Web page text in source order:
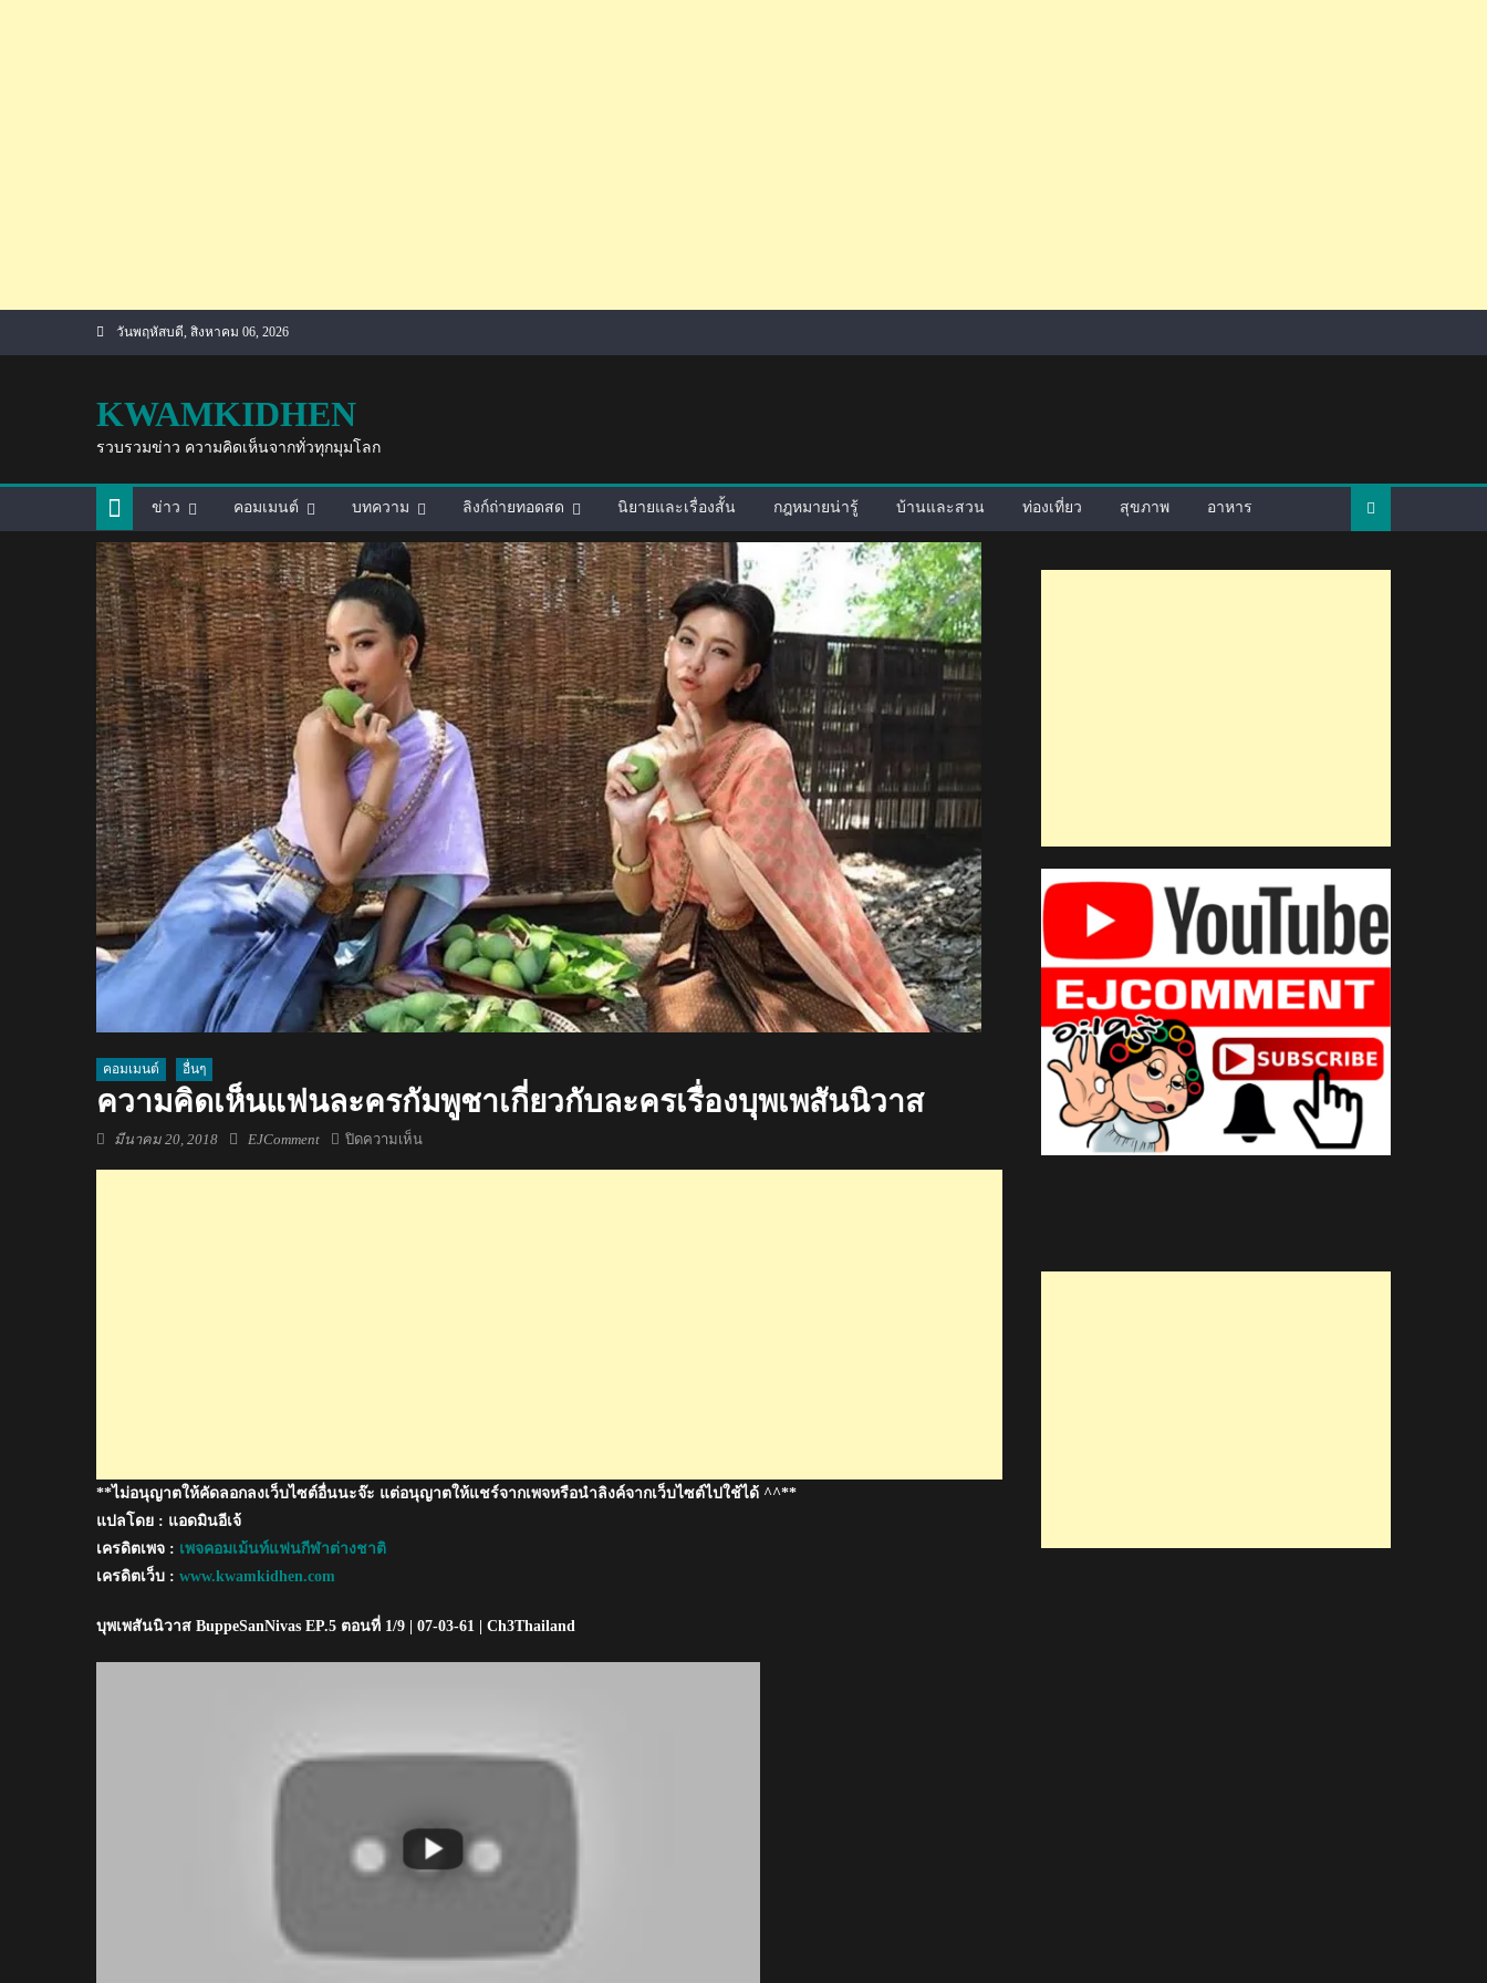
วันพฤหัสบดี, สิงหาคม 06, 2026
KWAMKIDHEN
รวบรวมข่าว ความคิดเห็นจากทั่วทุกมุมโลก
ข่าว คอมเมนต์ บทความ ลิงก์ถ่ายทอดสด นิยายและเรื่องสั้น กฎหมายน่ารู้ บ้านและสวน ท่องเที่ยว สุขภาพ อาหาร
คอมเมนต์ อื่นๆ
ความคิดเห็นแฟนละครกัมพูชาเกี่ยวกับละครเรื่องบุพเพสันนิวาส
Posted
มีนาคม 20, 2018 Author
EJComment ปิดความเห็น
**ไม่อนุญาตให้คัดลอกลงเว็บไซต์อื่นนะจ๊ะ แต่อนุญาตให้แชร์จากเพจหรือนำลิงค์จากเว็บไซต์ไปใช้ได้ ^^**
แปลโดย : แอดมินอีเจ้
เครดิตเพจ : เพจคอมเม้นท์แฟนกีฬาต่างชาติ
เครดิตเว็บ : www.kwamkidhen.com
บุพเพสันนิวาส BuppeSanNivas EP.5 ตอนที่ 1/9 | 07-03-61 | Ch3Thailand